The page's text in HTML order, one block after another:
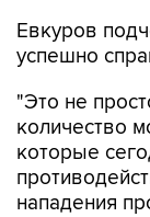
Евкуров
успешно
"Это не
количество
которые
нападения